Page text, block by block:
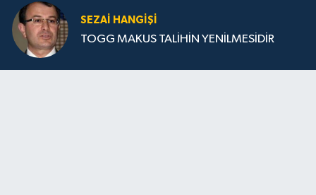
SEZAI HANGİŞİ
TOGG MAKUS TALİHİN YENİLMESİDİR